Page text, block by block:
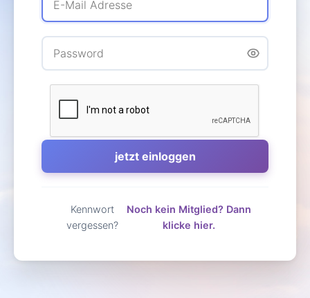
Kennwort
vergessen?
Noch kein Mitglied? Dann
klicke hier.